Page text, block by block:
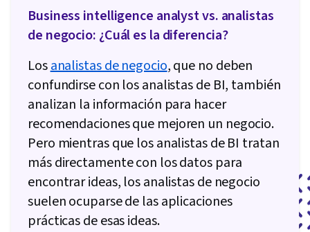
Business intelligence analyst vs. analistas
de negocio: ¿Cuál es la diferencia?
Losanalistas de negocio, que no deben
confundirse con los analistas de BI, también
analizan la información para hacer
recomendaciones que mejoren un negocio.
Pero mientras que los analistas de BI tratan
más directamente con los datos para
encontrar ideas, los analistas de negocio
suelen ocuparse de las aplicaciones
prácticas de esas ideas.